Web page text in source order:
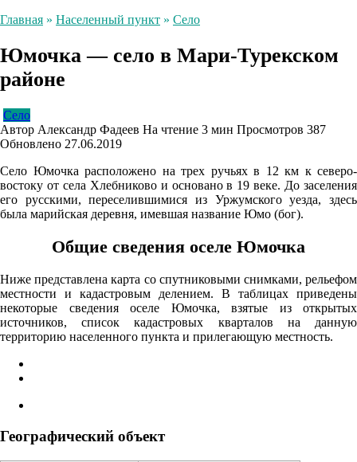
Главная » Населенный пункт » Село
Юмочка — село в Мари-Турекском
районе
Село
Автор Александр Фадеев На чтение 3 мин Просмотров 387
Обновлено 27.06.2019
Село Юмочка расположено на трех ручьях в 12 км к северо-
востоку от села Хлебниково и основано в 19 веке. До заселения
его русскими, переселившимися из Уржумского уезда, здесь
была марийская деревня, имевшая название Юмо (бог).
Общие сведения оселе Юмочка
Ниже представлена карта со спутниковыми снимками, рельефом
местности и кадастровым делением. В таблицах приведены
некоторые сведения оселе Юмочка, взятые из открытых
источников, список кадастровых кварталов на данную
территорию населенного пункта и прилегающую местность.
Географический объект